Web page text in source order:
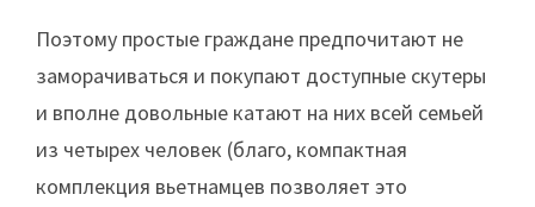
Поэтому простые граждане предпочитают не
заморачиваться и покупают доступные скутеры
и вполне довольные катают на них всей семьей
из четырех человек (благо, компактная
комплекция вьетнамцев позволяет это